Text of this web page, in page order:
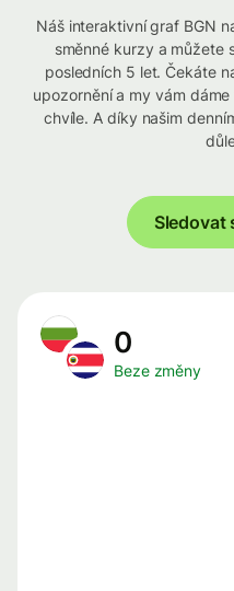
Náš interaktivní graf BGN
směnné kurzy a můžete
posledních 5 let. Čekáte
upozornění a my vám
chvíle. A díky našim
Sledovat
0
Beze změny